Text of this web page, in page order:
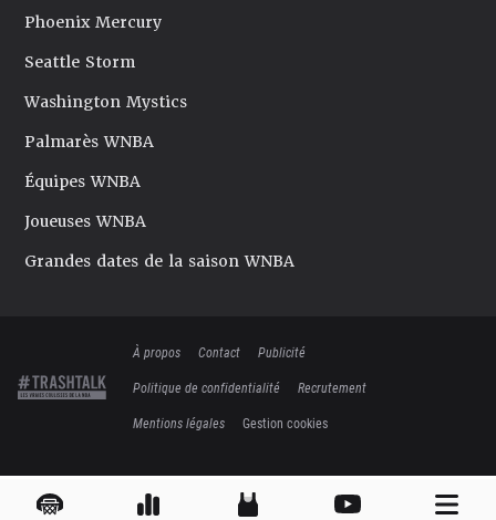
Phoenix Mercury
Seattle Storm
Washington Mystics
Palmarès WNBA
Équipes WNBA
Joueuses WNBA
Grandes dates de la saison WNBA
À propos Contact
Publicité
Politique de confidentialité
Recrutement
Mentions légales
Gestion cookies